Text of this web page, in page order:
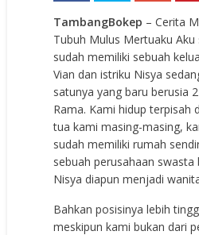
TambangBokep – Cerita
Tubuh Mulus Mertuaku
sudah memiliki sebuah
Vian dan istriku Nisya
satunya yang baru berusia
Rama. Kami hidup terpisah
tua kami masing-masing,
sudah memiliki rumah
sebuah perusahaan
Nisya diapun menjadi
Bahkan posisinya lebih
meskipun kami bukan dari